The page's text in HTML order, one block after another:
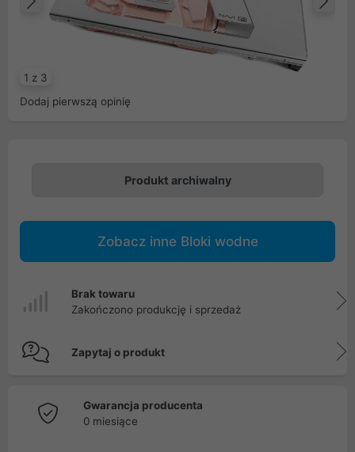
1 z 3
Poprzedni
Dodaj pierwszą opinię
Produkt archiwalny
Zobacz inne Bloki wodne
Brak towaru
Zakończono produkcję i sprzedaż
Zapytaj o produkt
Gwarancja producenta
0 miesiące